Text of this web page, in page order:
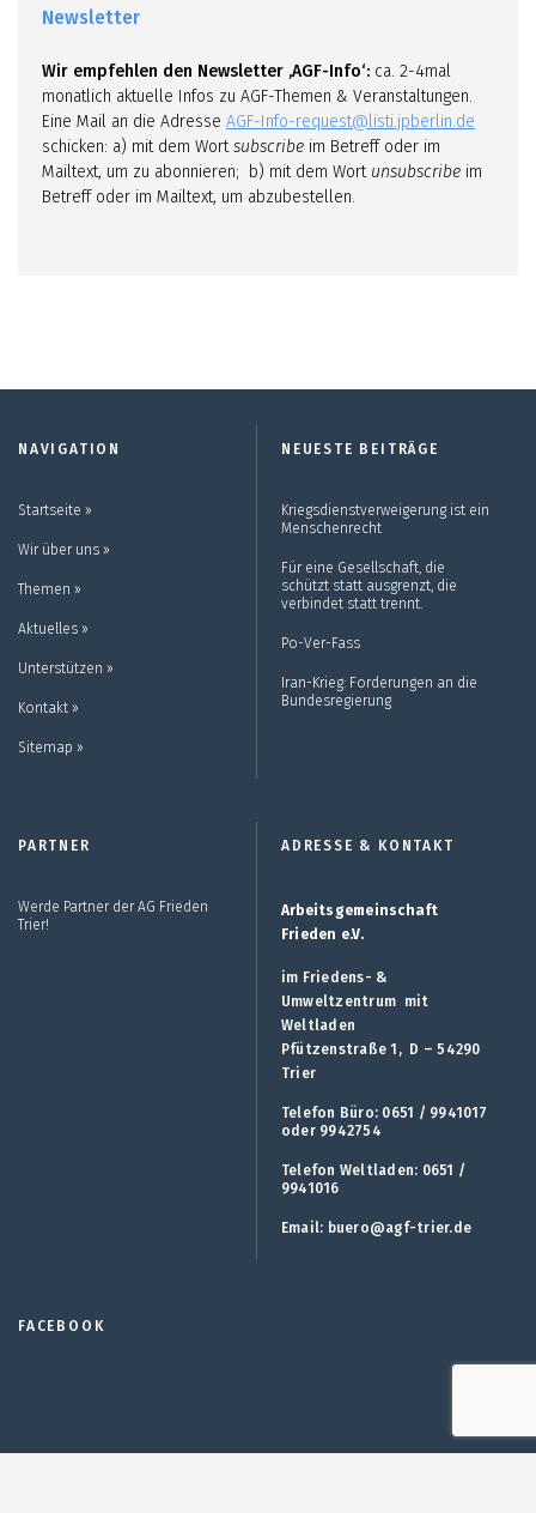
Newsletter
Wir empfehlen den Newsletter ‚AGF-Info‘: ca. 2-4mal
monatlich aktuelle Infos zu AGF-Themen & Veranstaltungen.
Eine Mail an die Adresse AGF-Info-request@listi.jpberlin.de
schicken: a) mit dem Wortsubscribe im Betreff oder im
Mailtext, um zu abonnieren; b) mit dem Wort unsubscribe im
Betreff oder im Mailtext, um abzubestellen.
NAVIGATION
Startseite ››
Wir über uns ››
Themen ››
Aktuelles ››
Unterstützen ››
Kontakt ››
Sitemap ››
NEUESTE BEITRÄGE
Kriegsdienstverweigerung ist ein
Menschenrecht
Für eine Gesellschaft, die
schützt statt ausgrenzt, die
verbindet statt trennt.
Po-Ver-Fass
Iran-Krieg: Forderungen an die
Bundesregierung
PARTNER
Werde Partner der AG Frieden
Trier!
ADRESSE & KONTAKT
Arbeitsgemeinschaft
Frieden e.V.
im Friedens- &
Umweltzentrum mit
Weltladen
Pfützenstraße 1, D – 54290
Trier
Telefon Büro: 0651 / 9941017
oder 9942754
Telefon Weltladen: 0651 /
9941016
Email: buero@agf-trier.de
FACEBOOK